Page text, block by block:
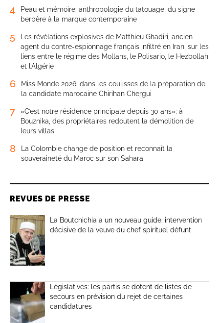
4
Peau et mémoire: anthropologie du tatouage, du signe
berbère à la marque contemporaine
5
Les révélations explosives de Matthieu Ghadiri, ancien
agent du contre-espionnage français infiltré en Iran, sur les
liens entre le régime des Mollahs, le Polisario, le Hezbollah
et l’Algérie
6
Miss Monde 2026: dans les coulisses de la préparation de
la candidate marocaine Chirihan Chergui
7
«C’est notre résidence principale depuis 30 ans»: à
Bouznika, des propriétaires redoutent la démolition de
leurs villas
8
La Colombie change de position et reconnaît la
souveraineté du Maroc sur son Sahara
REVUES DE PRESSE
La Boutchichia a un nouveau guide: intervention
décisive de la veuve du chef spirituel défunt
Législatives: les partis se dotent de listes de
secours en prévision du rejet de certaines
candidatures